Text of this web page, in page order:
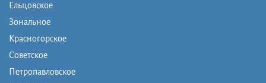
Ельцовское
Зональное
Красногорское
Советское
Петропавловское